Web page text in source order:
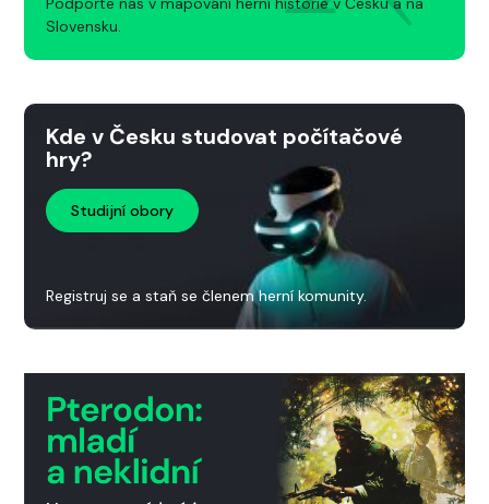
Slovensku.
Kde v Česku studovat počítačové
hry?
Studijní obory
Registruj se a staň se členem herní komunity.